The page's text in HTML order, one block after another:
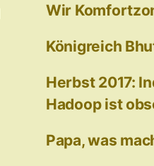
Wir
Königreich
Herbst 2017:
Hadoop ist
Papa, was